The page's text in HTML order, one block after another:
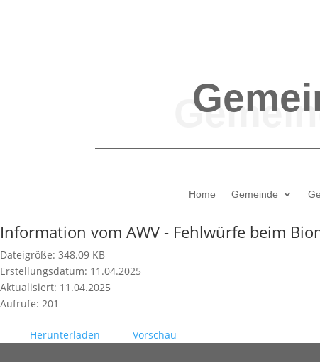
Home Gemeinde
Information vom AWV - Fehlwürfe beim
Dateigröße: 348.09 KB
Erstellungsdatum: 11.04.2025
Aktualisiert: 11.04.2025
Aufrufe: 201
Herunterladen Vorschau